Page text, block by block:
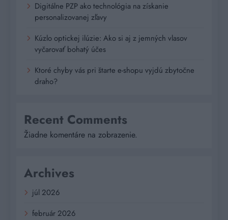
Digitálne PZP ako technológia na získanie
personalizovanej zľavy
Kúzlo optickej ilúzie: Ako si aj z jemných vlasov
vyčarovať bohatý účes
Ktoré chyby vás pri štarte e-shopu vyjdú zbytočne
draho?
Recent Comments
Žiadne komentáre na zobrazenie.
Archives
júl 2026
február 2026